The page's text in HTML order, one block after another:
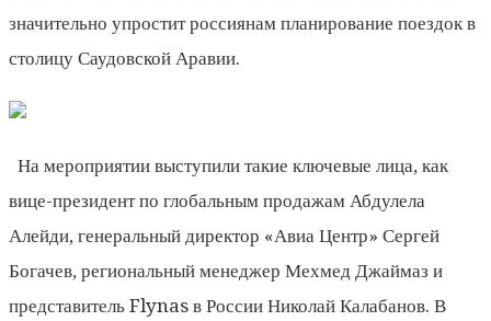
значительно упростит россиянам планирование поездок в
столицу Саудовской Аравии.
На мероприятии выступили такие ключевые лица, как
вице-президент по глобальным продажам Абдулела
Алейди, генеральный директор «Авиа Центр» Сергей
Богачев, региональный менеджер Мехмед Джаймаз и
представитель Flynas в России Николай Калабанов. В